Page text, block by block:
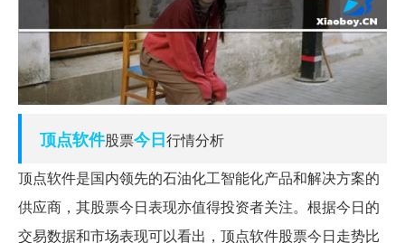
顶点软件股票今日行情分析
顶点软件是国内领先的石油化工智能化产品和解决方案的
供应商，其股票今日表现亦值得投资者关注。根据今日的
交易数据和市场表现可以看出，顶点软件股票今日走势比